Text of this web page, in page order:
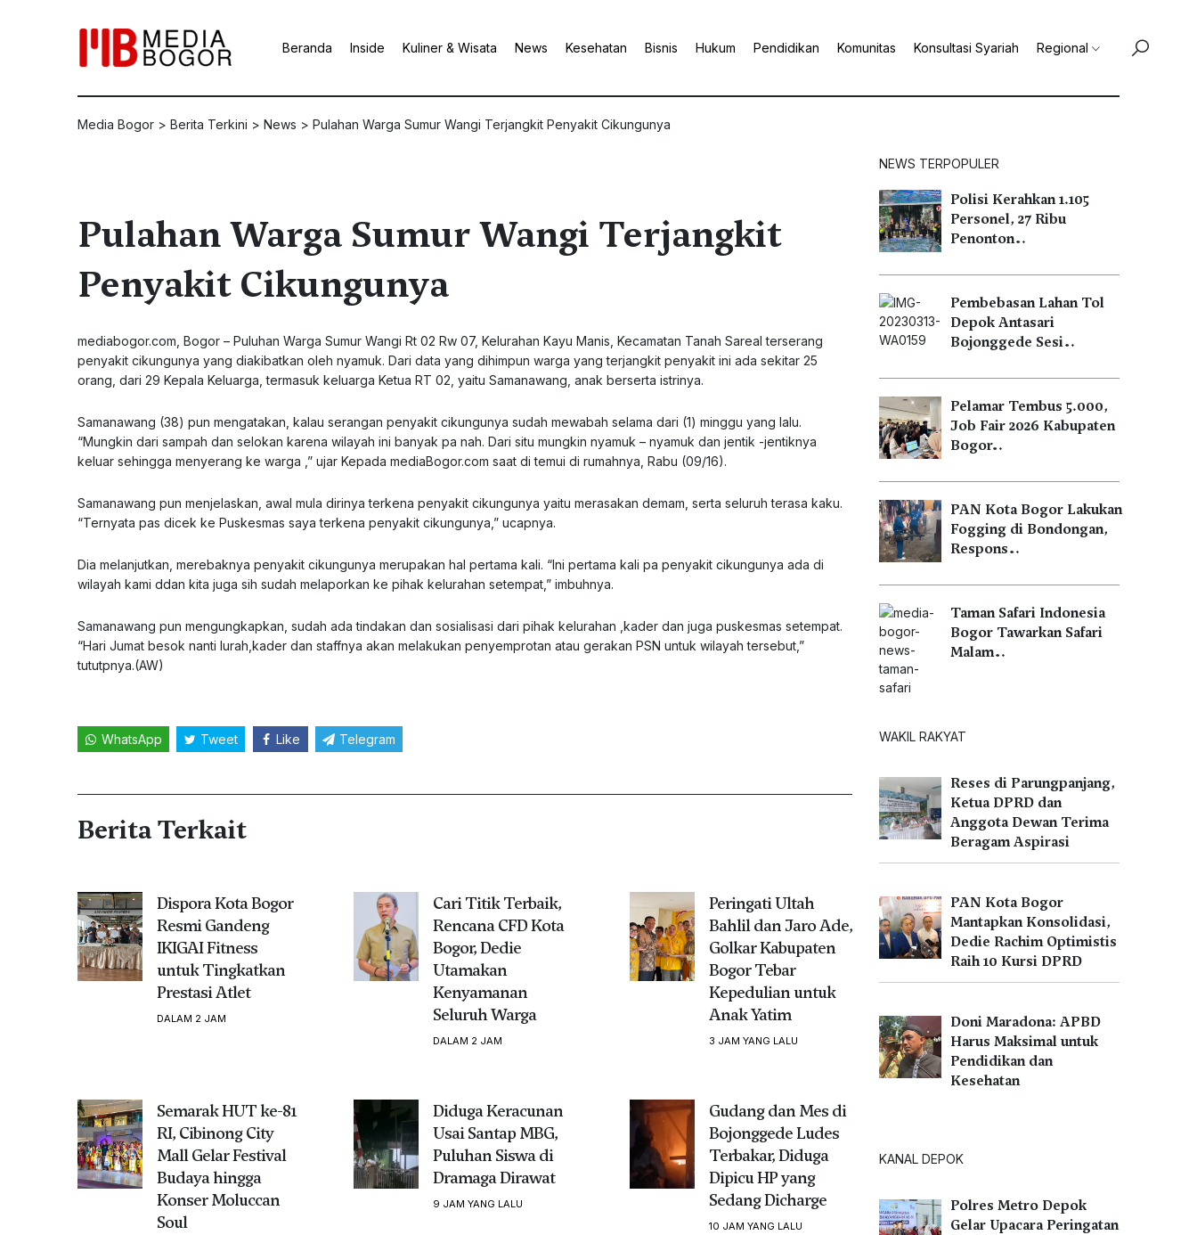
Beranda Inside Kuliner & Wisata News Kesehatan Bisnis Hukum Pendidikan Komunitas Konsultasi Syariah Regional
Media Bogor > Berita Terkini > News > Pulahan Warga Sumur Wangi Terjangkit Penyakit Cikungunya
Pulahan Warga Sumur Wangi Terjangkit
Penyakit Cikungunya
mediabogor.com , Bogor – Puluhan Warga Sumur Wangi Rt 02 Rw 07, Kelurahan Kayu Manis, Kecamatan Tanah Sareal terserang
penyakit cikungunya yang diakibatkan oleh nyamuk. Dari data yang dihimpun warga yang terjangkit penyakit ini ada sekitar 25
orang, dari 29 Kepala Keluarga, termasuk keluarga Ketua RT 02, yaitu Samanawang, anak berserta istrinya.
Samanawang (38) pun mengatakan, kalau serangan penyakit cikungunya sudah mewabah selama dari (1) minggu yang lalu.
“Mungkin dari sampah dan selokan karena wilayah ini banyak pa nah. Dari situ mungkin nyamuk – nyamuk dan jentik -jentiknya
keluar sehingga menyerang ke warga ,” ujar Kepada mediaBogor.com saat di temui di rumahnya, Rabu (09/16).
Samanawang pun menjelaskan, awal mula dirinya terkena penyakit cikungunya yaitu merasakan demam, serta seluruh terasa kaku.
“Ternyata pas dicek ke Puskesmas saya terkena penyakit cikungunya,” ucapnya.
Dia melanjutkan, merebaknya penyakit cikungunya merupakan hal pertama kali. “Ini pertama kali pa penyakit cikungunya ada di
wilayah kami ddan kita juga sih sudah melaporkan ke pihak kelurahan setempat,” imbuhnya.
Samanawang pun mengungkapkan, sudah ada tindakan dan sosialisasi dari pihak kelurahan ,kader dan juga puskesmas setempat.
“Hari Jumat besok nanti lurah,kader dan staffnya akan melakukan penyemprotan atau gerakan PSN untuk wilayah tersebut,”
tututpnya.(AW)
WhatsApp Tweet Like Telegram
Berita Terkait
Dispora Kota Bogor
Resmi Gandeng
IKIGAI Fitness
untuk Tingkatkan
Prestasi Atlet
DALAM 2 JAM
Cari Titik Terbaik,
Rencana CFD Kota
Bogor, Dedie
Utamakan
Kenyamanan
Seluruh Warga
DALAM 2 JAM
Peringati Ultah
Bahlil dan Jaro Ade,
Golkar Kabupaten
Bogor Tebar
Kepedulian untuk
Anak Yatim
3 JAM YANG LALU
Semarak HUT ke-81
RI, Cibinong City
Mall Gelar Festival
Budaya hingga
Konser Moluccan
Soul
Diduga Keracunan
Usai Santap MBG,
Puluhan Siswa di
Dramaga Dirawat
9 JAM YANG LALU
Gudang dan Mes di
Bojonggede Ludes
Terbakar, Diduga
Dipicu HP yang
Sedang Dicharge
10 JAM YANG LALU
NEWS TERPOPULER
Polisi Kerahkan 1.105
Personel, 27 Ribu
Penonton…
Pembebasan Lahan Tol
Depok Antasari
Bojonggede Sesi…
Pelamar Tembus 5.000,
Job Fair 2026 Kabupaten
Bogor…
PAN Kota Bogor Lakukan
Fogging di Bondongan,
Respons…
Taman Safari Indonesia
Bogor Tawarkan Safari
Malam…
WAKIL RAKYAT
Reses di Parungpanjang,
Ketua DPRD dan
Anggota Dewan Terima
Beragam Aspirasi
PAN Kota Bogor
Mantapkan Konsolidasi,
Dedie Rachim Optimistis
Raih 10 Kursi DPRD
Doni Maradona: APBD
Harus Maksimal untuk
Pendidikan dan
Kesehatan
KANAL DEPOK
Polres Metro Depok
Gelar Upacara Peringatan